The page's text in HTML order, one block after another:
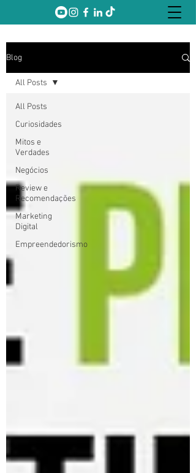
Blog
All Posts
Curiosidades
Mitos e
Verdades
Negócios
Review e
Recomendações
Marketing
Digital
Empreendedorismo
All Posts